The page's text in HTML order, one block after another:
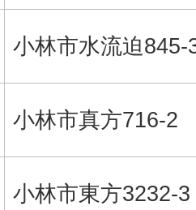
小林市水流迫845-
小林市真方716-2
小林市東方3232-3